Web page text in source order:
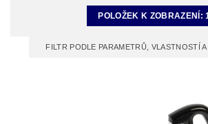
POLOŽEK K ZOBRAZENÍ:
FILTR PODLE PARAMETRŮ, VLASTNOSTÍ